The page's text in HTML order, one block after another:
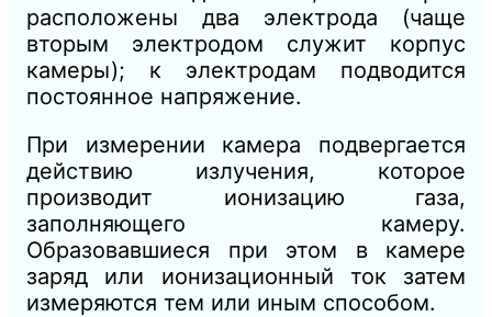
расположены два электрода (чаще
вторым электродом служит корпус
камеры); к электродам подводится
постоянное напряжение.
При измерении камера подвергается
действию излучения, которое
производит ионизацию газа,
заполняющего камеру.
Образовавшиеся при этом в камере
заряд или ионизационный ток затем
измеряются тем или иным способом.